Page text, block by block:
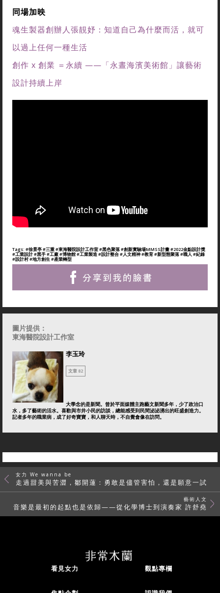
同場加映
魂生製器創辦人張靚妤：知道自己為什麼而活，就可
以過上任何一種生活
創作 x 創業 ＝永續 ——「永晝海濱美術館」讓藝術
設計持續上岸
Tags: #徐景亭#三重#東海醫院設計工作室#黑色聚落#創新實驗場MMSS計畫#2022金點設計獎
#工業設計#黑手#工廠#博物館#工業製造#設計整合#人文精神#教育#新型態聚落#職人#紀錄
#設計村#地方創生#產業轉型
圖片提供：
東海醫院設計工作室
李玉玲
文章 82
大學念的是新聞。曾於平面媒體主跑藝文新聞多年，少了政治口
水，多了藝術的活水。喜歡與市井小民的訪談，總能感受到民間泌泌湧出的旺盛創造力。
記者多年的職業病，成了好奇寶寶，和人聊天時，不自覺會像在訪問。
女力 We wanna be
走過甜美與苦澀，鄒開蓮：勇敢是儘管害怕，還是願意一試
藝術人文
音樂是最初的起點也是依歸——從化學博士到演奏家 許舒堯
看見女力 觀點專欄